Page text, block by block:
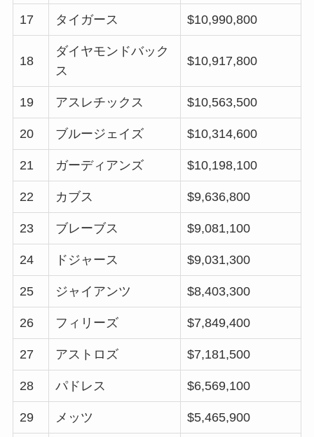
17 タイガース $10,990,800
18
ダイヤモンドバック
ス
$10,917,800
19 アスレチックス $10,563,500
20 ブルージェイズ $10,314,600
21 ガーディアンズ $10,198,100
22 カブス $9,636,800
23 ブレーブス $9,081,100
24 ドジャース $9,031,300
25 ジャイアンツ $8,403,300
26 フィリーズ $7,849,400
27 アストロズ $7,181,500
28 パドレス $6,569,100
29 メッツ $5,465,900